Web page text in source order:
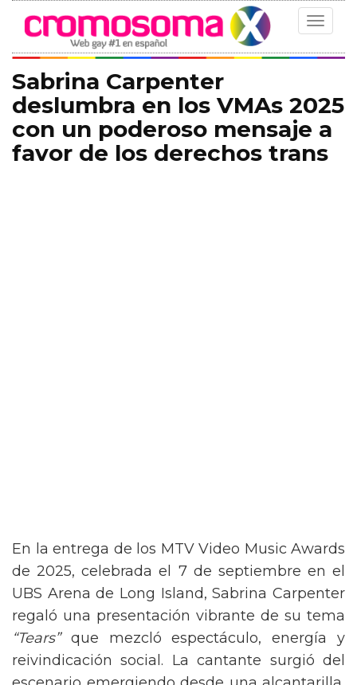
Toggle
Sabrina Carpenter
deslumbra en los VMAs 2025
con un poderoso mensaje a
favor de los derechos trans
En la entrega de los MTV Video Music Awards
de 2025, celebrada el 7 de septiembre en el
UBS Arena de Long Island, Sabrina Carpenter
regaló una presentación vibrante de su tema
“Tears”que mezcló espectáculo, energía y
reivindicación social. La cantante surgió del